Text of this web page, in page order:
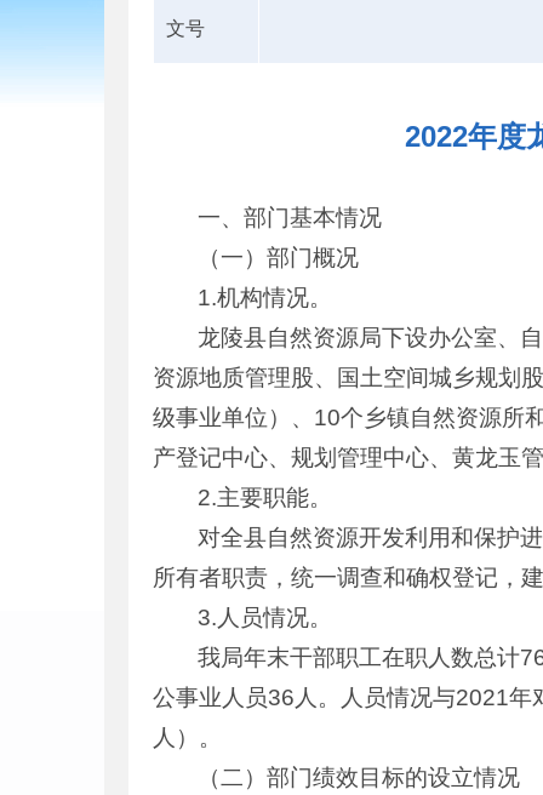
文号
2022年度
一、部门基本情况
（一）部门概况
1.机构情况。
龙陵县自然资源局下设办公室、
资源地质管理股、国土空间城乡规划
级事业单位）、10个乡镇自然资源所
产登记中心、规划管理中心、黄龙玉
2.主要职能。
对全县自然资源开发利用和保护
所有者职责，统一调查和确权登记，
3.人员情况。
我局年末干部职工在职人数总计
公事业人员36人。人员情况与2021
人）。
（二）部门绩效目标的设立情况